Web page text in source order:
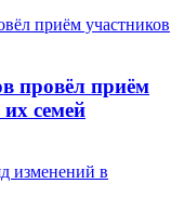
провёл приём
семей